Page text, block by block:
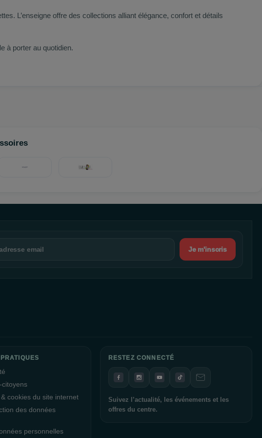
L’enseigne offre des collections alliant élégance, confort et détails
à porter au quotidien.
Je m'inscris
citoyens
cookies du site internet
des données
personnelles
RESTEZ CONNECTÉ
Suivez l’actualité, les événements et les
offres du centre.